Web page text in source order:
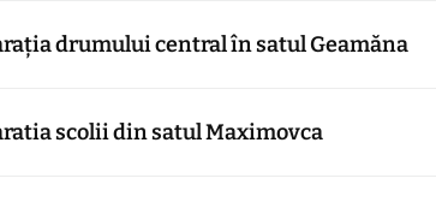
drumului central în satul Geamăna
scolii din satul Maximovca